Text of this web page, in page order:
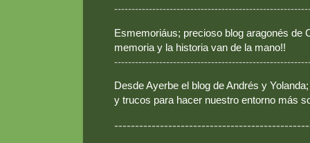
Esmemoriáus; precioso blog aragonés de
memoria y la historia van de la mano!!
Desde Ayerbe el blog de Andrés y
y trucos para hacer nuestro entorno más